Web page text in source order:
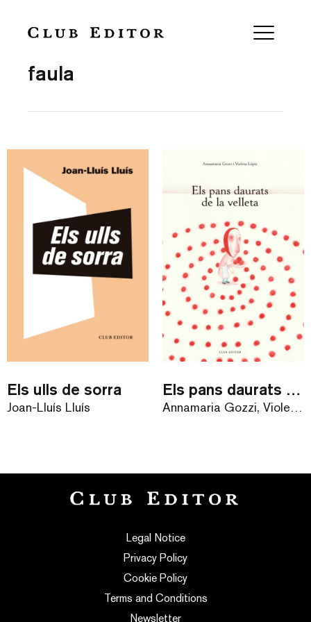
faula
Els ulls de sorra
Joan-Lluís Lluís
Els pans daurats de la velleta
Annamaria Gozzi, Violeta Lópiz
Legal Notice
Privacy Policy
Cookie Policy
Terms and Conditions
Newsletter